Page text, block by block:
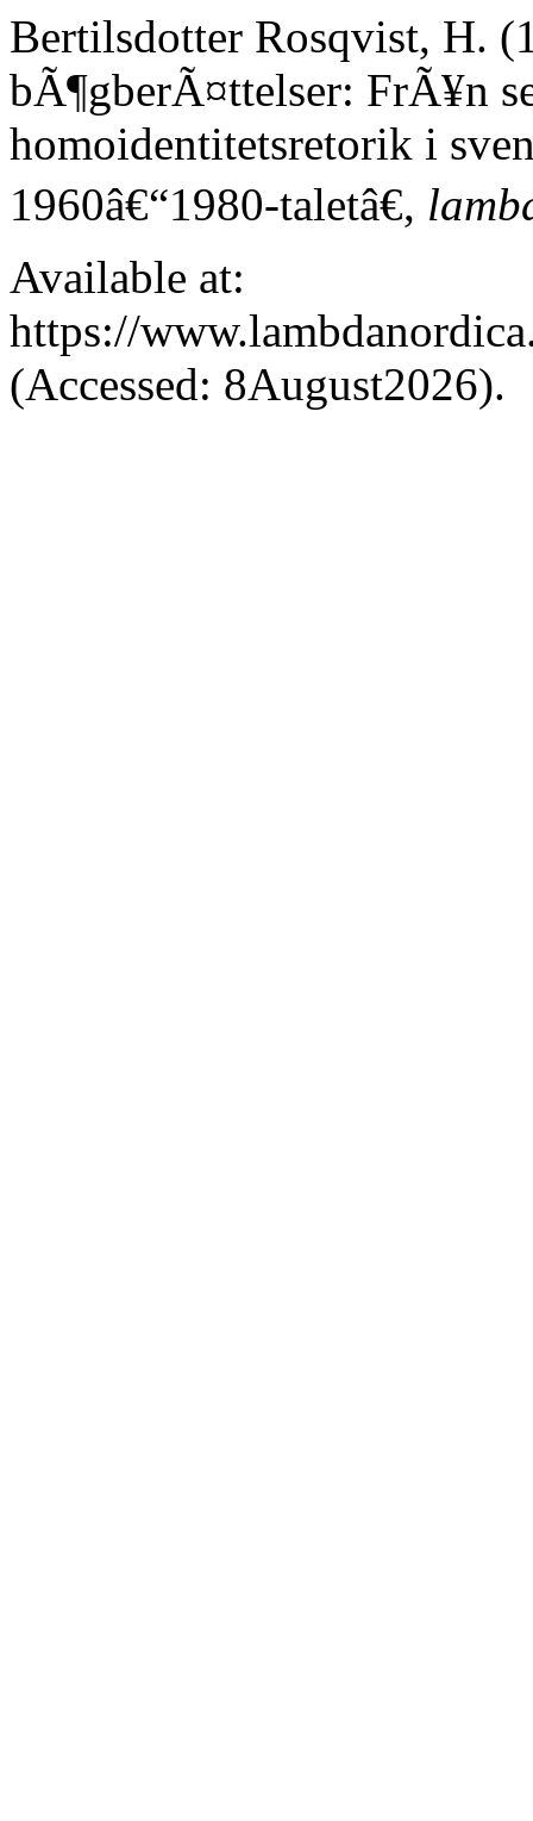
Bertilsdotter Rosqvist, H.
bÃ¶gberÃ¤ttelser: FrÃ¥n
homoidentitetsretorik i
1960â€“1980-taletâ€,
Available at:
https://
(Accessed: 8August2026).